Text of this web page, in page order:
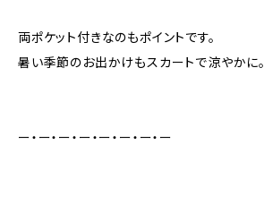
両ポケット付きなのもポイントです。
暑い季節のお出かけもスカートで涼やかに。
ー・ー・ー・ー・ー・ー・ー・ー